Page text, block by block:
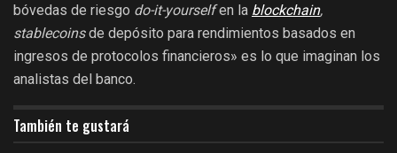
bóvedas de riesgo do-it-yourselfen la blockchain,
stablecoinsde depósito para rendimientos basados en
ingresos de protocolos financieros» es lo que imaginan los
analistas del banco.
También te gustará